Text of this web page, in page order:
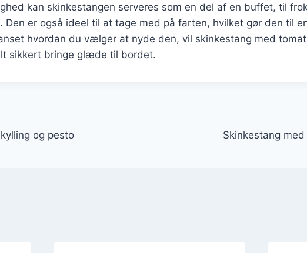
kan skinkestangen serveres som en del af en buffet, til
Den er også ideel til at tage med på farten, hvilket gør den til
hvordan du vælger at nyde den, vil skinkestang med
sikkert bringe glæde til bordet.
og pesto Skinkestang